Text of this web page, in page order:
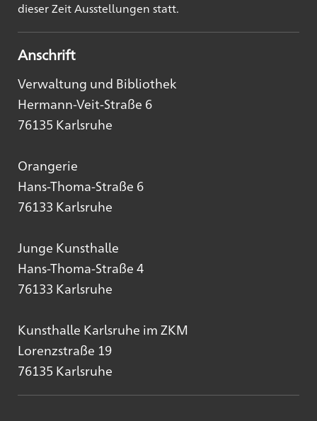
dieser Zeit Ausstellungen statt.
Anschrift
Verwaltung und Bibliothek
Hermann-Veit-Straße 6
76135 Karlsruhe
Orangerie
Hans-Thoma-Straße 6
76133 Karlsruhe
Junge Kunsthalle
Hans-Thoma-Straße 4
76133 Karlsruhe
Kunsthalle Karlsruhe im ZKM
Lorenzstraße 19
76135 Karlsruhe